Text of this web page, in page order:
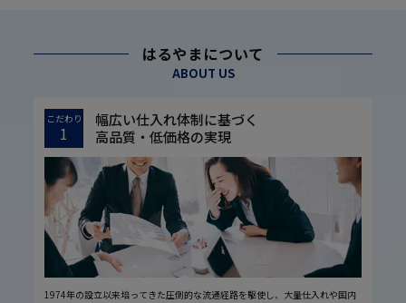
はるやまについて
ABOUT US
こだわり
1
幅広い仕入れ体制に基づく
高品質・低価格の実現
1974年の設立以来培ってきた圧倒的な流通経路を駆使し、大量仕入れや国内